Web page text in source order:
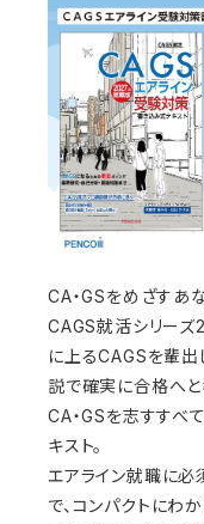
CA・GSをめざす
CAGS就活シリー
に上るCAGSを輩
説で確実に合格へと
CA・GSを志すすべ
キスト。
エアライン就職に必
で、コンパクトにわ